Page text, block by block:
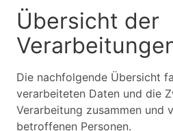
Übersicht der
Die nachfolgende Übersicht
verarbeiteten Daten und die
Verarbeitung zusammen und
betroffenen Personen.